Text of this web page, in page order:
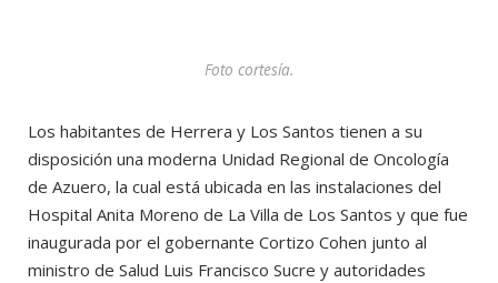
Foto cortesía.
Los habitantes de Herrera y Los Santos tienen a su
disposición una moderna Unidad Regional de Oncología
de Azuero, la cual está ubicada en las instalaciones del
Hospital Anita Moreno de La Villa de Los Santos y que fue
inaugurada por el gobernante Cortizo Cohen junto al
ministro de Salud Luis Francisco Sucre y autoridades